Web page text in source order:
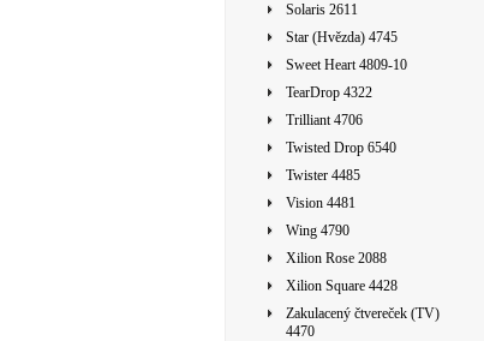
Solaris 2611
Star (Hvězda) 4745
Sweet Heart 4809-10
TearDrop 4322
Trilliant 4706
Twisted Drop 6540
Twister 4485
Vision 4481
Wing 4790
Xilion Rose 2088
Xilion Square 4428
Zakulacený čtvereček (TV)
4470